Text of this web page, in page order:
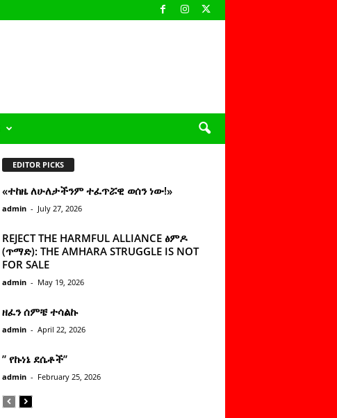
EDITOR PICKS
«ተከዜ ለሁለታችንም ተፈጥሯዊ ወሰን ነው!»
admin - July 27, 2026
REJECT THE HARMFUL ALLIANCE ፅምዶ
(ጥማድ): THE AMHARA STRUGGLE IS NOT
FOR SALE
admin - May 19, 2026
ዘፈን ሰምቼ ተሳልኩ
admin - April 22, 2026
” የኩነኔ ደሴቶች’’
admin - February 25, 2026